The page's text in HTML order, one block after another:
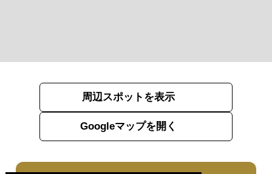
周辺スポットを表示
Googleマップを開く